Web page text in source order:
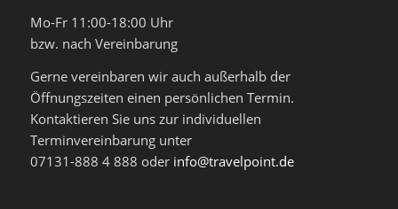
Mo-Fr 11:00-18:00 Uhr
bzw. nach Vereinbarung
Gerne vereinbaren wir auch außerhalb der
Öffnungszeiten einen persönlichen Termin.
Kontaktieren Sie uns zur individuellen
Terminvereinbarung unter
07131-888 4 888 oder info@travelpoint.de